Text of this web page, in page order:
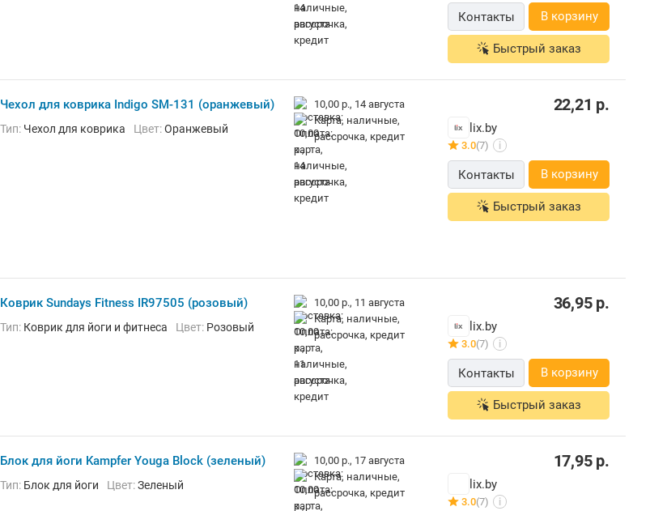
Контакты В корзину
Быстрый заказ
Чехол для коврика Indigo SM-131 (оранжевый)
Тип: Чехол для коврика Цвет:Оранжевый
10,00 р., 14 августа
карта, наличные,
рассрочка, кредит
22,21 р.
lix.by
3.0(7) i
Контакты В корзину
Быстрый заказ
Коврик Sundays Fitness IR97505 (розовый)
Тип: Коврик для йоги и фитнеса Цвет: Розовый
10,00 р., 11 августа
карта, наличные,
рассрочка, кредит
36,95р.
lix.by
3.0(7) i
Контакты В корзину
Быстрый заказ
Блок для йоги Kampfer Youga Block (зеленый)
Тип: Блок для йоги Цвет:Зеленый
10,00 р., 17 августа
карта, наличные,
рассрочка, кредит
17,95р.
lix.by
3.0(7) i